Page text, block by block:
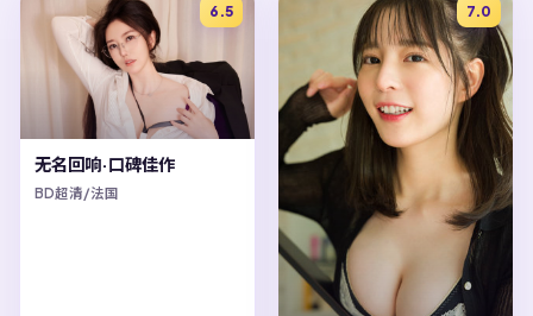
6.5
无名回响·口碑佳作
BD超清/法国
7.0